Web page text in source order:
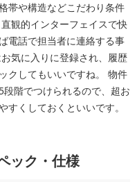
帯や構造などこだわり条件
観的インターフェイスで快
電話で担当者に連絡する事
気に入りに登録され、履歴
クしてもいいですね。 物件
階でつけられるので、超お
くしておくといいです。
ック・仕様